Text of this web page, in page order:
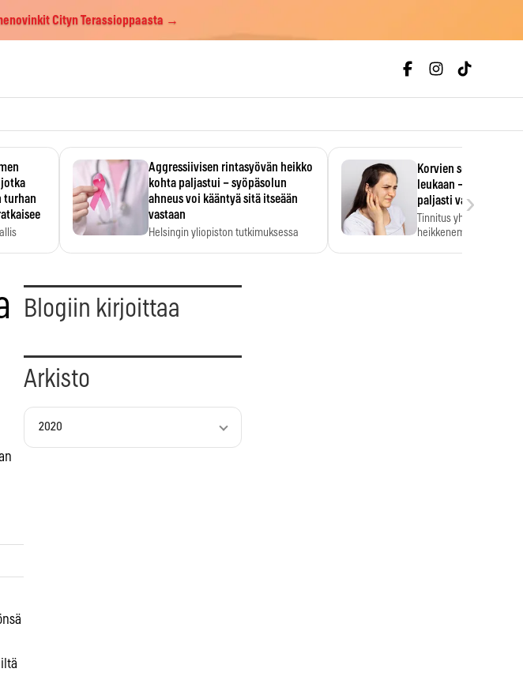
Cityn Terassioppaasta →
turhan
Aggressiivisen rintasyövän heikko
kohta paljastui – syöpäsolun
ahneus voi kääntyä sitä itseään
vastaan
Helsingin yliopiston tutkimuksessa
Korvien soiminen
leukaan – 47 349
paljasti vahvan
Tinnitus yhdistetään
heikkenemiseen.
›
Blogiin kirjoittaa
Arkisto
2020